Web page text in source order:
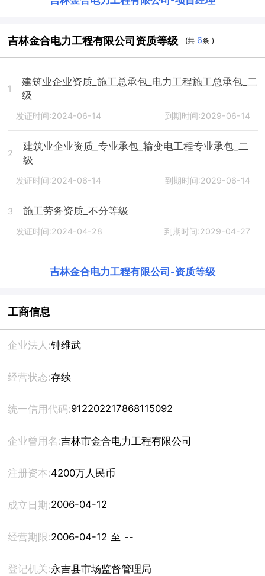
吉林金合电力工程有限公司资质等级 (共 6条 )
1
建筑业企业资质_施工总承包_电力工程施工总承包_二
级
发证时间:2024-06-14 到期时间:2029-06-14
2
建筑业企业资质_专业承包_输变电工程专业承包_二
级
发证时间:2024-06-14 到期时间:2029-06-14
3 施工劳务资质_不分等级
发证时间:2024-04-28 到期时间:2029-04-27
吉林金合电力工程有限公司 -资质等级
工商信息
企业法人:钟维武
经营状态:存续
统一信用代码:912202217868115092
企业曾用名:吉林市金合电力工程有限公司
注册资本:4200万人民币
成立日期:2006-04-12
经营期限: 2006-04-12 至 --
登记机关:永吉县市场监督管理局